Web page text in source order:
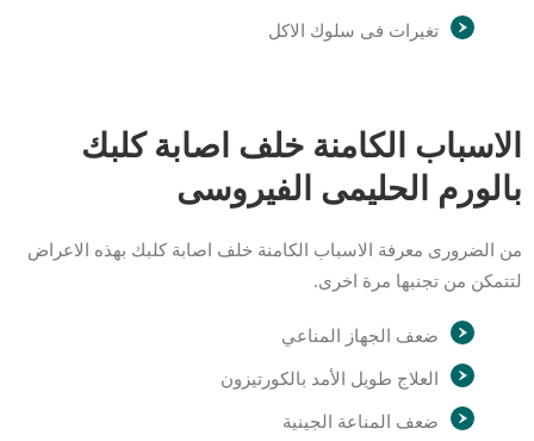
تغيرات فى سلوك الاكل
الاسباب الكامنة خلف اصابة كلبك
بالورم الحليمى الفيروسى
من الضرورى معرفة الاسباب الكامنة خلف اصابة كلبك بهذه الاعراض
لتتمكن من تجنبها مرة اخرى.
ضعف الجهاز المناعي
العلاج طويل الأمد بالكورتيزون
ضعف المناعة الجينية